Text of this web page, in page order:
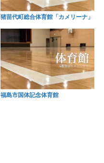
猪苗代町総合体育館「カメリーナ」
福島市国体記念体育館